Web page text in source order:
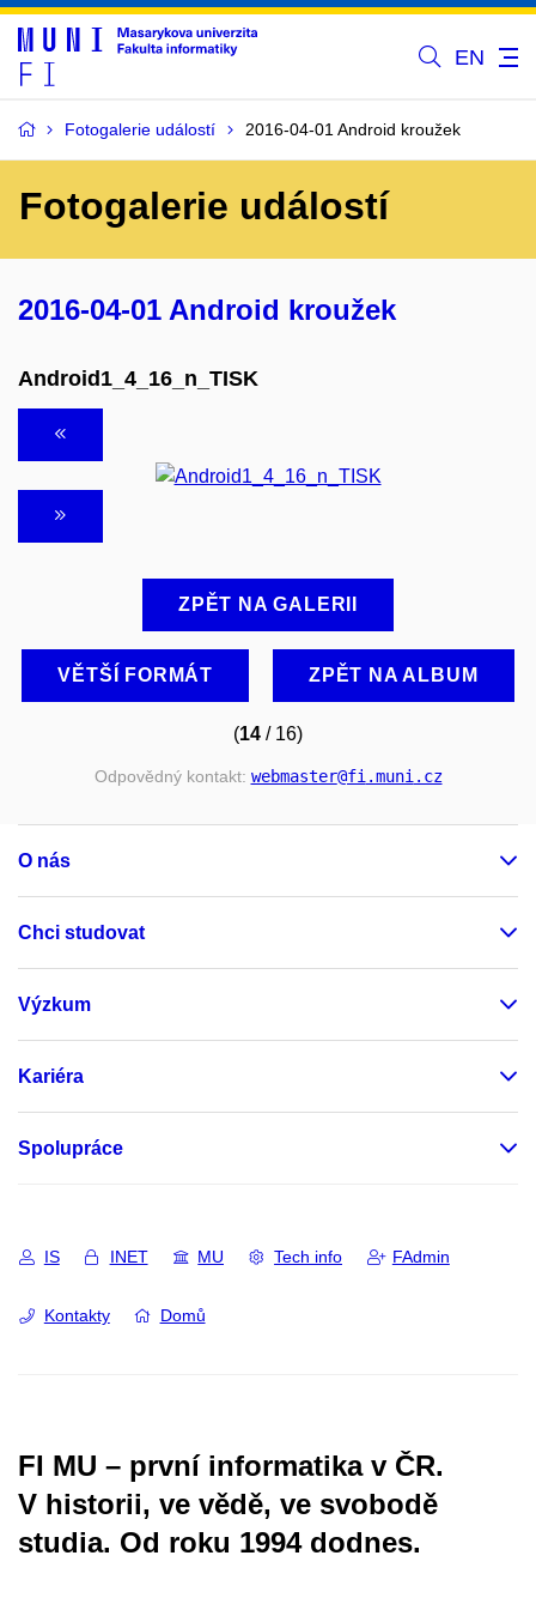
EN
Fotogalerie událostí 2016-04-01 Android kroužek
Fotogalerie událostí
2016-04-01 Android kroužek
Android1_4_16_n_TISK
ZPĚT NA GALERII
VĚTŠÍ FORMÁT ZPĚT NA ALBUM
(14 / 16)
Odpovědný kontakt: webmaster@fi.muni.cz
O nás
Chci studovat
Výzkum
Kariéra
Spolupráce
IS INET MU Tech info FAdmin
Kontakty Domů
FI MU – první informatika v ČR.
V historii, ve vědě, ve svobodě
studia. Od roku 1994 dodnes.